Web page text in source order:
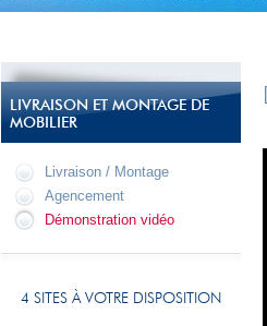
LIVRAISON ET MONTAGE DE
MOBILIER
Livraison / Montage
Agencement
Démonstration vidéo
4 SITES À VOTRE DISPOSITION